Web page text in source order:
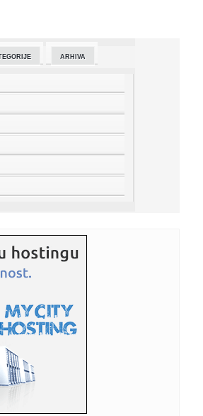
molitve“, stavite ovu knjigu nobelovke na
juniorki! Srbija u dramatičnoj završnici
Izdato ozbiljno upozorenje; Oglasili
Arsenalu
POSLE MARATONA: Srbin dobio prvi
BiH pokrenuo “lavinu” u Kelnu, provjerava
brauni kuglice od čokolade koje se ne
progovorio o srčanom udaru: "To je
ARHIVA